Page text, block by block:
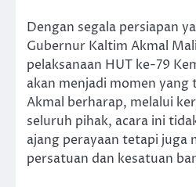
Dengan segala persiapan
Gubernur Kaltim Akmal
pelaksanaan HUT ke-79
akan menjadi momen yang
Akmal berharap, melalui
seluruh pihak, acara ini
ajang perayaan tetapi juga
persatuan dan kesatuan